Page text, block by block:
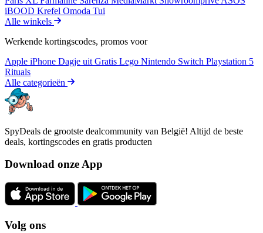
iBOOD Krefel Omoda Tui
Alle winkels
Werkende kortingscodes, promos voor
Apple iPhone Dagje uit Gratis Lego Nintendo Switch Playstation 5
Rituals
Alle categorieën
SpyDeals de grootste dealcommunity van België! Altijd de beste
deals, kortingscodes en gratis producten
Download onze App
Volg ons